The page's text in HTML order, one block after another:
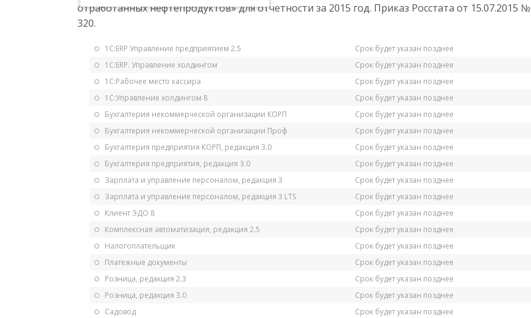
отработанных нефтепродуктов» для отчетности за 2015 год. Приказ Росстата от 15.07.2015 №
320.
1С:ERP Управление предприятием 2.5
Срок будет указан позднее
1С:ERP. Управление холдингом
Срок будет указан позднее
1С:Рабочее место кассира
Срок будет указан позднее
1С:Управление холдингом 8
Срок будет указан позднее
Бухгалтерия некоммерческой организации КОРП
Срок будет указан позднее
Бухгалтерия некоммерческой организации Проф
Срок будет указан позднее
Бухгалтерия предприятия КОРП, редакция 3.0
Срок будет указан позднее
Бухгалтерия предприятия, редакция 3.0
Срок будет указан позднее
Зарплата и управление персоналом, редакция 3
Срок будет указан позднее
Зарплата и управление персоналом, редакция 3 LTS
Срок будет указан позднее
Клиент ЭДО 8
Срок будет указан позднее
Комплексная автоматизация, редакция 2.5
Срок будет указан позднее
Налогоплательщик
Срок будет указан позднее
Платежные документы
Срок будет указан позднее
Розница, редакция 2.3
Срок будет указан позднее
Розница, редакция 3.0
Срок будет указан позднее
Садовод
Срок будет указан позднее